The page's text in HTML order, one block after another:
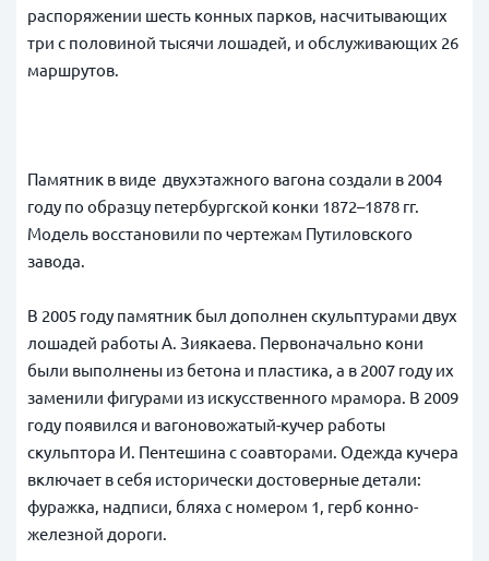
распоряжении шесть конных парков, насчитывающих
три с половиной тысячи лошадей, и обслуживающих 26
маршрутов.
Памятник в виде двухэтажного вагона создали в 2004
году по образцу петербургской конки 1872–1878 гг.
Модель восстановили по чертежам Путиловского
завода.
В 2005 году памятник был дополнен скульптурами двух
лошадей работы А. Зиякаева. Первоначально кони
были выполнены из бетона и пластика, а в 2007 году их
заменили фигурами из искусственного мрамора. В 2009
году появился и вагоновожатый-кучер работы
скульптора И. Пентешина с соавторами. Одежда кучера
включает в себя исторически достоверные детали:
фуражка, надписи, бляха с номером 1, герб конно-
железной дороги.